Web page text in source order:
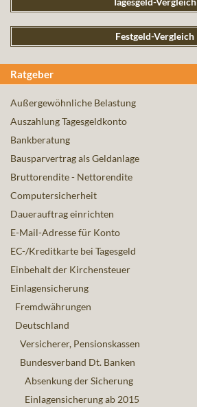
Festgeld-Vergleich
Ratgeber
Außergewöhnliche Belastung
Auszahlung Tagesgeldkonto
Bankberatung
Bausparvertrag als Geldanlage
Bruttorendite - Nettorendite
Computersicherheit
Dauerauftrag einrichten
E-Mail-Adresse für Konto
EC-/Kreditkarte bei Tagesgeld
Einbehalt der Kirchensteuer
Einlagensicherung
Fremdwährungen
Deutschland
Versicherer, Pensionskassen
Bundesverband Dt. Banken
Absenkung der Sicherung
Einlagensicherung ab 2015